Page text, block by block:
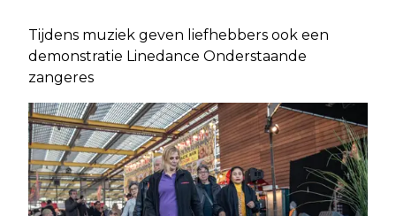
Tijdens muziek geven liefhebbers ook een
demonstratie Linedance Onderstaande
zangeres